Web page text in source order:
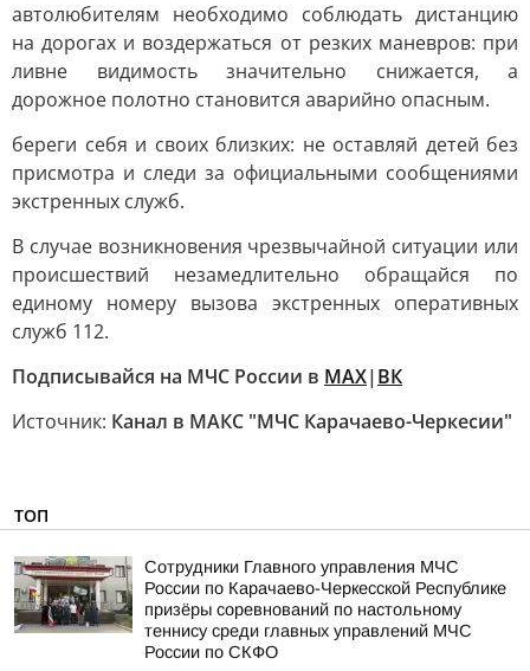
автолюбителям необходимо соблюдать дистанцию
на дорогах и воздержаться от резких маневров: при
ливне видимость значительно снижается, а
дорожное полотно становится аварийно опасным.
береги себя и своих близких: не оставляй детей без
присмотра и следи за официальными сообщениями
экстренных служб.
В случае возникновения чрезвычайной ситуации или
происшествий незамедлительно обращайся по
единому номеру вызова экстренных оперативных
служб 112.
Подписывайся на МЧС России в MAX| ВК
Источник: Канал в МАКС "МЧС Карачаево-Черкесии"
ТОП
Сотрудники Главного управления МЧС
России по Карачаево-Черкесской Республике
призёры соревнований по настольному
теннису среди главных управлений МЧС
России по СКФО